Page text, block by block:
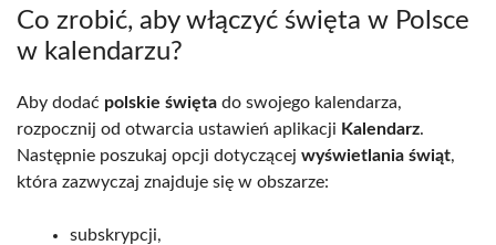
Co zrobić, aby włączyć święta w Polsce
w kalendarzu?
Aby dodać polskie święta do swojego kalendarza,
rozpocznij od otwarcia ustawień aplikacji Kalendarz.
Następnie poszukaj opcji dotyczącej wyświetlania świąt,
która zazwyczaj znajduje się w obszarze:
subskrypcji,